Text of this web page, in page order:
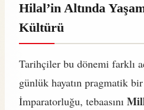
Hilal’in Altında
Kültürü
Tarihçiler bu dönemi farklı
günlük hayatın pragmatik bir
İmparatorluğu, tebaasını